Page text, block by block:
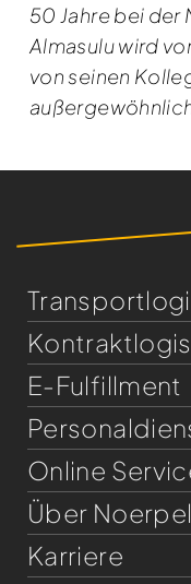
50 Jahre bei
Almasulu wird
von seinen
E-Fulfillment
Online
Über Noerpel
Karriere